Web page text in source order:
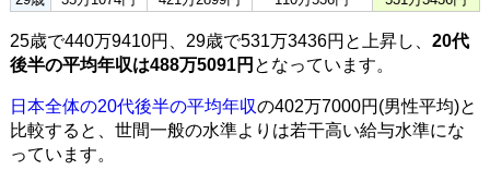
25歳で440万9410円、29歳で531万3436円と上昇し、 20代
後半の平均年収は488万5091円 となっています。
日本全体の20代後半の平均年収の402万7000円(男性平均)と
比較すると、世間一般の水準よりは若干高い給与水準にな
っています。